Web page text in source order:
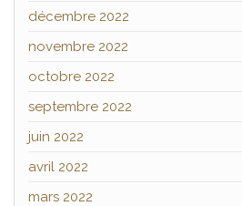
décembre 2022
novembre 2022
octobre 2022
septembre 2022
juin 2022
avril 2022
mars 2022